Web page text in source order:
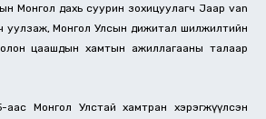
Монгол дахь суурин зохицуулагч Jaap van
уулзаж, Монгол Улсын дижитал шилжилтийн
цаашдын хамтын ажиллагааны талаар
Монгол Улстай хамтран хэрэгжүүлсэн